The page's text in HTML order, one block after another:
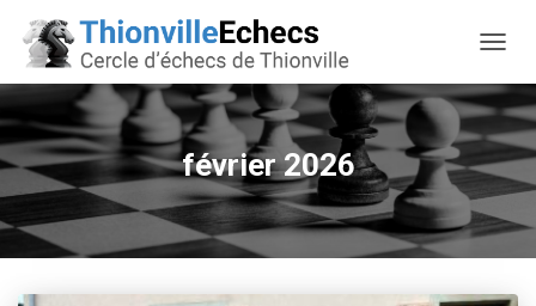
février 2026